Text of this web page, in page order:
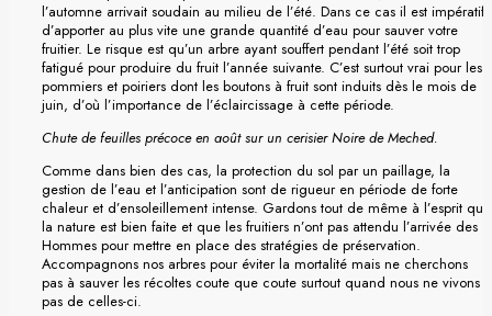
l’automne arrivait soudain au milieu de l’été. Dans ce cas il est impératif
d’apporter au plus vite une grande quantité d’eau pour sauver votre
fruitier. Le risque est qu’un arbre ayant souffert pendant l’été soit trop
fatigué pour produire du fruit l’année suivante. C’est surtout vrai pour les
pommiers et poiriers dont les boutons à fruit sont induits dès le mois de
juin, d’où l’importance de l’éclaircissage à cette période.
Chute de feuilles précoce en août sur un cerisier Noire de Meched.
Comme dans bien des cas, la protection du sol par un paillage, la
gestion de l’eau et l’anticipation sont de rigueur en période de forte
chaleur et d’ensoleillement intense. Gardons tout de même à l’esprit que
la nature est bien faite et que les fruitiers n’ont pas attendu l’arrivée des
Hommes pour mettre en place des stratégies de préservation.
Accompagnons nos arbres pour éviter la mortalité mais ne cherchons
pas à sauver les récoltes coute que coute surtout quand nous ne vivons
pas de celles-ci.